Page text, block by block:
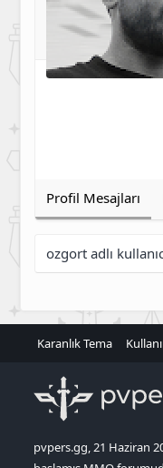
Profil Mesajları
ozgort adlı
Karanlık Tema
pvpers.gg, 21 Haziran